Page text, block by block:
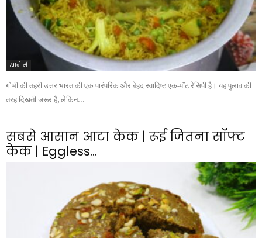
खाने में
गोभी की तहरी उत्तर भारत की एक पारंपरिक और बेहद स्वादिष्ट एक-पॉट रेसिपी है। यह पुलाव की
तरह दिखती जरूर है, लेकिन...
सबसे आसान आटा केक | रूई जितना सॉफ्ट
केक | Eggless...